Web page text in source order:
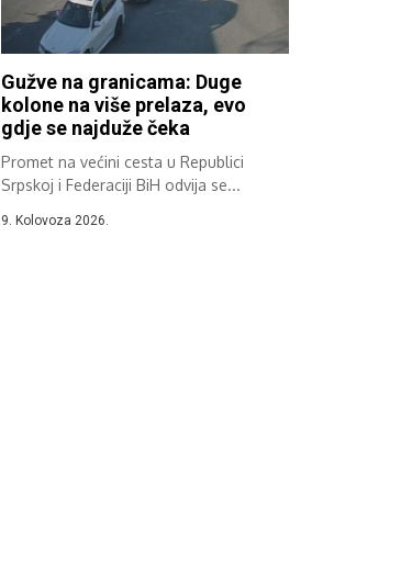
Gužve na granicama: Duge
kolone na više prelaza, evo
gdje se najduže čeka
Promet na većini cesta u Republici
Srpskoj i Federaciji BiH odvija se...
9. Kolovoza 2026.